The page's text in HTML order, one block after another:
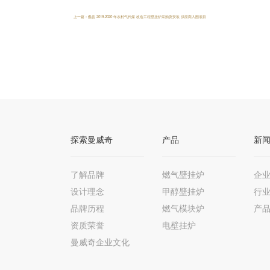
上一篇：蠡县 2019-2020 年农村气代煤 改造工程壁挂炉采购及安装 供应商入围项目
探索曼威奇
了解品牌
设计理念
品牌历程
资质荣誉
曼威奇企业文化
产品
燃气壁挂炉
甲醇壁挂炉
燃气模块炉
电壁挂炉
新
企
行
产